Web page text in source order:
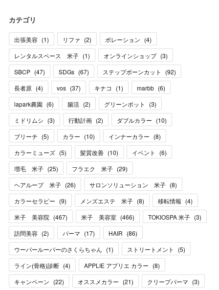
カテゴリ
出張美容 (1) リファ (2) ポレーション (4)
レンタルスペース 米子 (1) オンラインショップ (3)
SBCP (47) SDGs (67) ステップボーンカット (92)
長者原 (4) vos (37) キナコ (1) marbb (6)
lapark農園 (6) 腸活 (2) グリーンポット (3)
ミドリムシ (3) 行動計画 (2) ダブルカラー (10)
ブリーチ (5) カラー (10) インナーカラー (8)
カラーミューズ (5) 髪質改善 (10) イベント (6)
増毛 米子 (25) フラエク 米子 (29)
ヘアループ 米子 (26) サロンソリューション 米子 (8)
カラーセラピー (9) メンズエステ 米子 (8) 移転情報 (4)
米子 美容院 (467) 米子 美容室 (466) TOKIOSPA 米子 (3)
訪問美容 (2) パーマ (17) HAIR (86)
ウーパールーパーのさくらちゃん (1) ストリートメント (5)
ライン(骨格)診断 (4) APPLIE アプリエ カラー (8)
キャンペーン (22) オススメカラー (21) クリープパーマ (3)